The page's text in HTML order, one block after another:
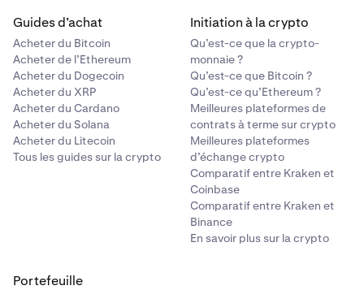
Guides d’achat
Acheter du Bitcoin
Acheter de l’Ethereum
Acheter du Dogecoin
Acheter du XRP
Acheter du Cardano
Acheter du Solana
Acheter du Litecoin
Tous les guides sur la crypto
Initiation à la crypto
Qu’est-ce que la crypto-
monnaie ?
Qu’est-ce que Bitcoin ?
Qu’est-ce qu’Ethereum ?
Meilleures plateformes de
contrats à terme sur crypto
Meilleures plateformes
d’échange crypto
Comparatif entre Kraken et
Coinbase
Comparatif entre Kraken et
Binance
En savoir plus sur la crypto
Portefeuille